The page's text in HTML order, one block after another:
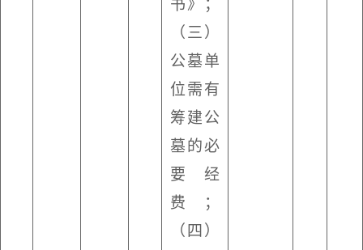
书》；
（三）
公墓单
位需有
筹建公
墓的必
要经
费；
（四）